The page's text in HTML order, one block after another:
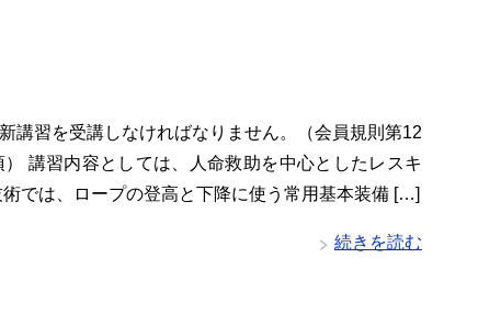
講習を受講しなければなりません。（会員規則第12
講習内容としては、人命救助を中心としたレスキ
では、ロープの登高と下降に使う常用基本装備 […]
続きを読む